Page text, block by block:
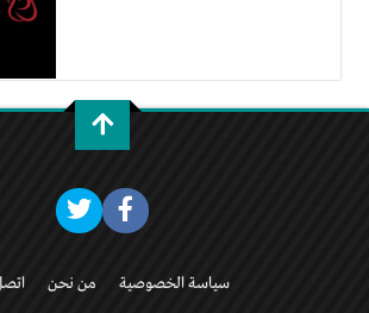
سياسة الخصوصية من نحن